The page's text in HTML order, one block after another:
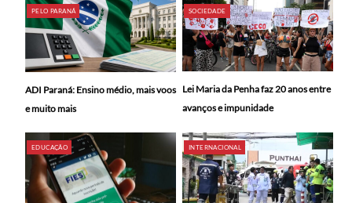
PELO PARANÁ
ADI Paraná: Ensino médio, mais voos
e muito mais
SOCIEDADE
Lei Maria da Penha faz 20 anos entre
avanços e impunidade
EDUCAÇÃO INTERNACIONAL